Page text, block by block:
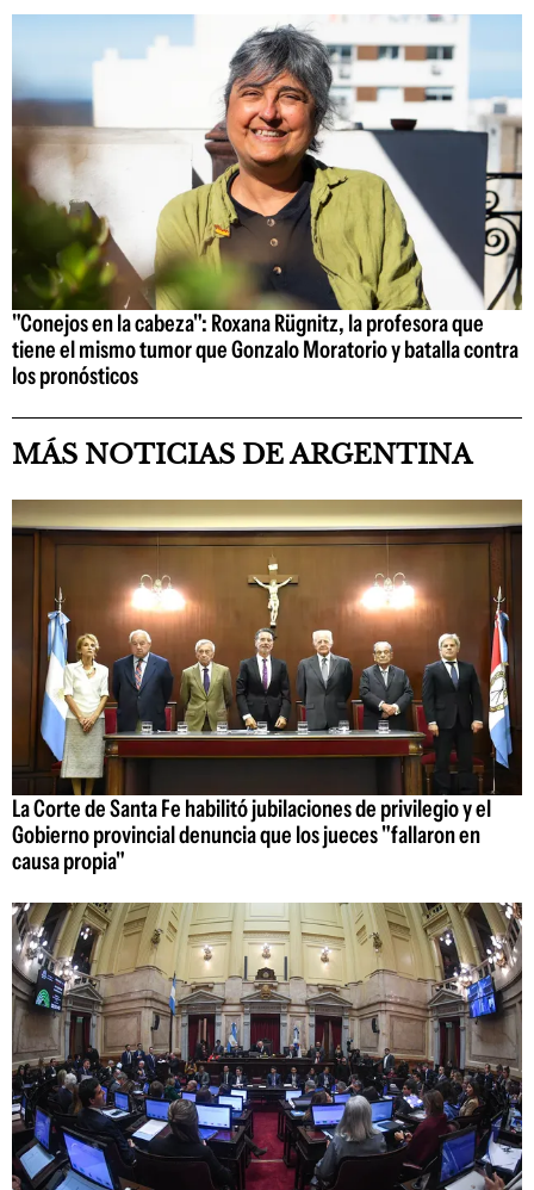
"Conejos en la cabeza": Roxana Rügnitz, la profesora que
tiene el mismo tumor que Gonzalo Moratorio y batalla contra
los pronósticos
MÁS NOTICIAS DE ARGENTINA
La Corte de Santa Fe habilitó jubilaciones de privilegio y el
Gobierno provincial denuncia que los jueces "fallaron en
causa propia"